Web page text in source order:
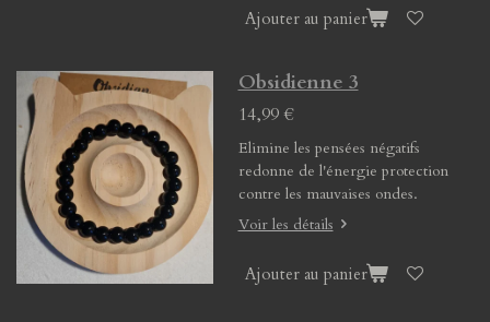
Ajouter au panier
Obsidienne 3
14,99 €
Elimine les pensées négatifs
redonne de l'énergie protection
contre les mauvaises ondes.
Voir les détails
Ajouter au panier